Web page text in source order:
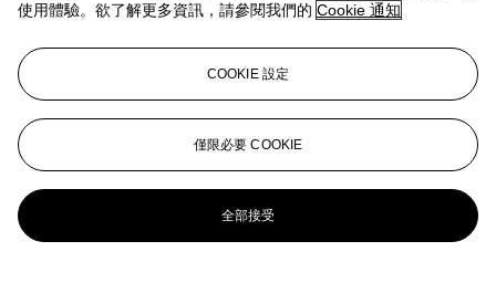
使用體驗。欲了解更多資訊，請參閱我們的 Cookie 通知
COOKIE 設定
僅限必要 COOKIE
全部接受